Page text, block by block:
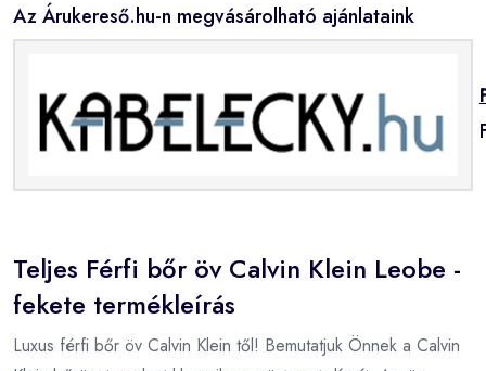
Az Árukereső.hu-n megvásárolható ajánlataink
Teljes Férfi bőr öv Calvin Klein Leobe -
fekete termékleírás
Luxus férfi bőr öv Calvin Klein től! Bemutatjuk Önnek a Calvin